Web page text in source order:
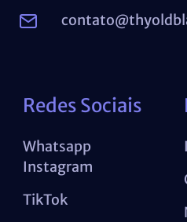
Redes Sociais
Whatsapp
Instagram
TikTok